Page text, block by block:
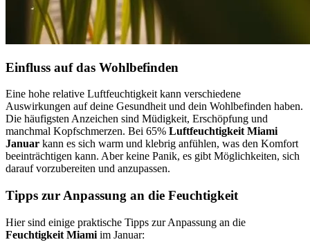
Einfluss auf das Wohlbefinden
Eine hohe relative Luftfeuchtigkeit kann verschiedene
Auswirkungen auf deine Gesundheit und dein Wohlbefinden haben.
Die häufigsten Anzeichen sind Müdigkeit, Erschöpfung und
manchmal Kopfschmerzen. Bei 65% Luftfeuchtigkeit Miami
Januar kann es sich warm und klebrig anfühlen, was den Komfort
beeinträchtigen kann. Aber keine Panik, es gibt Möglichkeiten, sich
darauf vorzubereiten und anzupassen.
Tipps zur Anpassung an die Feuchtigkeit
Hier sind einige praktische Tipps zur Anpassung an die
Feuchtigkeit Miami im Januar: